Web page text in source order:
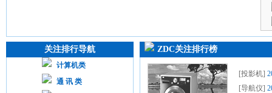
关注排行导航
计算机类
通 讯 类
ZDC关注排行榜
[投影机]
[导航仪]